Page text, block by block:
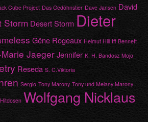
Cube Project Das Gedöhnstier Dave Jansen David
Storm Desert Storm Dieter
Gêne Rogeaux Helmut Hill Iff Bennett
Jaeger Jennifer K. H. Bandosz Mojo
Reseda S. C.Viktoria
Sergio Tony Marony Tony und Melany Marony
Wolfgang Nicklaus